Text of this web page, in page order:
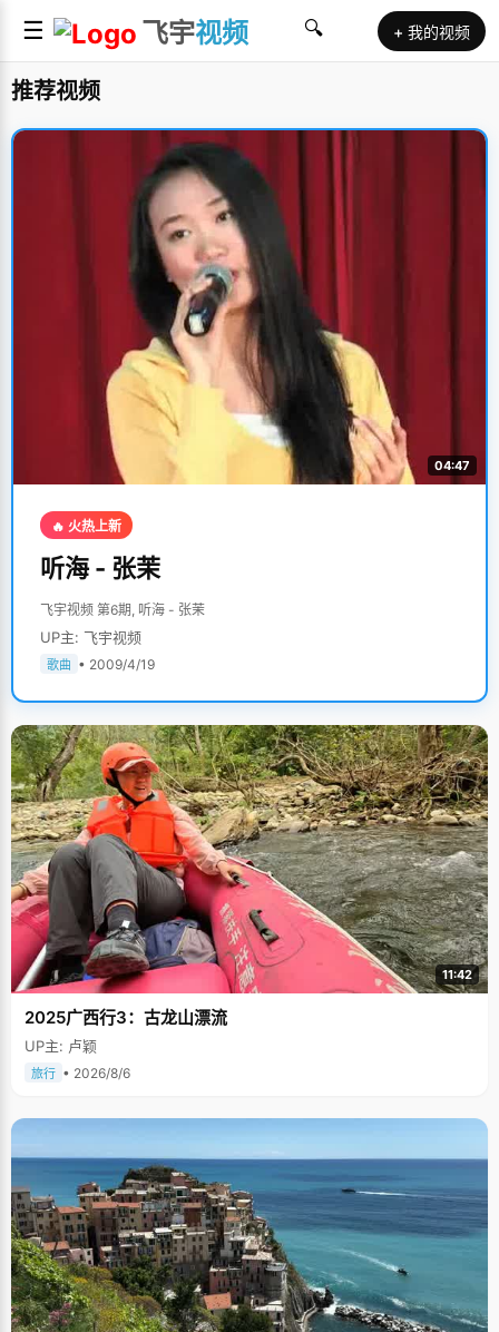
☰ 飞宇视频 🔍 + 我的视频
推荐视频
04:47
🔥 火热上新
听海 - 张茉
飞宇视频 第6期, 听海 - 张茉
UP主: 飞宇视频
歌曲 • 2009/4/19
11:42
2025广西行3：古龙山漂流
UP主: 卢颖
旅行 • 2026/8/6